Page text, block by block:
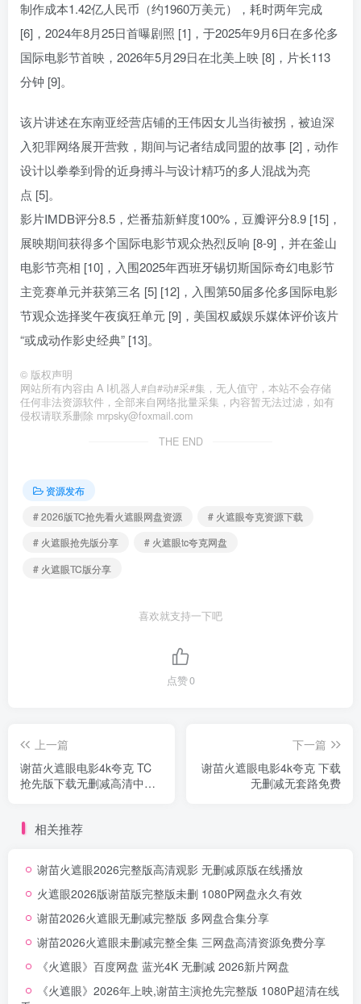
制作成本1.42亿人民币（约1960万美元），耗时两年完成
[6]，2024年8月25日首曝剧照 [1]，于2025年9月6日在多伦多
国际电影节首映，2026年5月29日在北美上映 [8]，片长113
分钟 [9]。
该片讲述在东南亚经营店铺的王伟因女儿当街被拐，被迫深
入犯罪网络展开营救，期间与记者结成同盟的故事 [2]，动作
设计以拳拳到骨的近身搏斗与设计精巧的多人混战为亮
点 [5]。
影片IMDB评分8.5，烂番茄新鲜度100%，豆瓣评分8.9 [15]，
展映期间获得多个国际电影节观众热烈反响 [8-9]，并在釜山
电影节亮相 [10]，入围2025年西班牙锡切斯国际奇幻电影节
主竞赛单元并获第三名 [5] [12]，入围第50届多伦多国际电影
节观众选择奖午夜疯狂单元 [9]，美国权威娱乐媒体评价该片
“或成动作影史经典” [13]。
© 版权声明
网站所有内容由 A I机器人#自#动#采#集，无人值守，本站不会存储
任何非法资源软件，全部来自网络批量采集，内容暂无法过滤，如有
侵权请联系删除 mrpsky@foxmail.com
THE END
资源发布
# 2026版TC抢先看火遮眼网盘资源
# 火遮眼夸克资源下载
# 火遮眼抢先版分享
# 火遮眼tc夸克网盘
# 火遮眼TC版分享
喜欢就支持一下吧
点赞0
上一篇
谢苗火遮眼电影4k夸克 TC
抢先版下载无删减高清中字
下一篇
谢苗火遮眼电影4k夸克 下载
无删减无套路免费
相关推荐
谢苗火遮眼2026完整版高清观影 无删减原版在线播放
火遮眼2026版谢苗版完整版未删 1080P网盘永久有效
谢苗2026火遮眼无删减完整版 多网盘合集分享
谢苗2026火遮眼未删减完整全集 三网盘高清资源免费分享
《火遮眼》百度网盘 蓝光4K 无删减 2026新片网盘
《火遮眼》2026年上映,谢苗主演抢先完整版 1080P超清在线